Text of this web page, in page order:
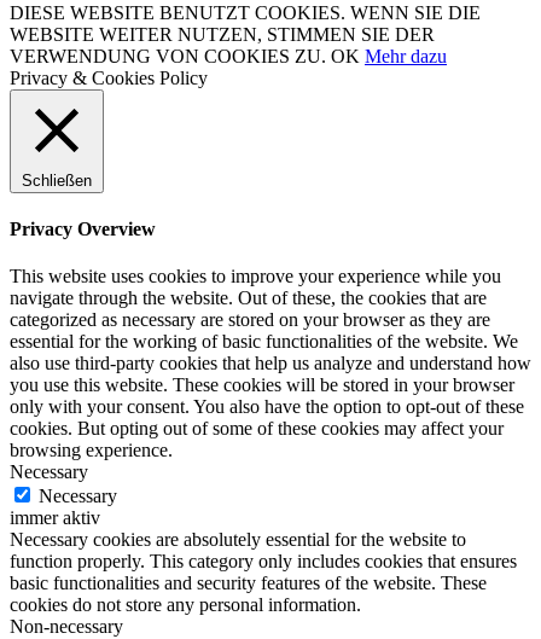
DIESE WEBSITE BENUTZT COOKIES. WENN SIE DIE
WEBSITE WEITER NUTZEN, STIMMEN SIE DER
VERWENDUNG VON COOKIES ZU. OK Mehr dazu
Privacy & Cookies Policy
Schließen
Privacy Overview
This website uses cookies to improve your experience while you
navigate through the website. Out of these, the cookies that are
categorized as necessary are stored on your browser as they are
essential for the working of basic functionalities of the website. We
also use third-party cookies that help us analyze and understand how
you use this website. These cookies will be stored in your browser
only with your consent. You also have the option to opt-out of these
cookies. But opting out of some of these cookies may affect your
browsing experience.
Necessary
Necessary
immer aktiv
Necessary cookies are absolutely essential for the website to
function properly. This category only includes cookies that ensures
basic functionalities and security features of the website. These
cookies do not store any personal information.
Non-necessary